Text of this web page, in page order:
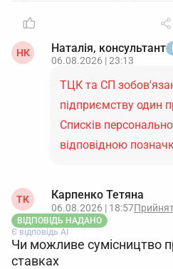
НК Наталія, консультант
06.08.2026 | 23:13
ТЦК та СП
підприємству один
Списків
відповідною
ТК Карпенко Тетяна
06.08.2026 | 18:57
ВІДПОВІДЬ НАДАНО
Є відповідь АІ
Чи можливе сумісництво
ставках